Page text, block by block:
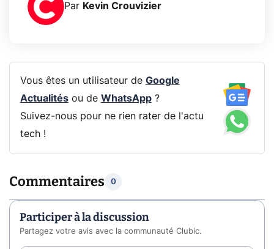
Par Kevin Crouvizier
Vous êtes un utilisateur de Google
Actualitésou de WhatsApp?
Suivez-nous pour ne rien rater de l'actu
tech !
Commentaires 0
Participer à la discussion
Partagez votre avis avec la communauté Clubic.